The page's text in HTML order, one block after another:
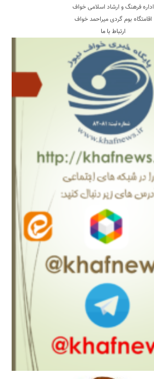
اداره فرهنگ و ارشاد اسلامی خواف
اقامتگاه بوم گردی میراحمد خواف
ارتباط با ما